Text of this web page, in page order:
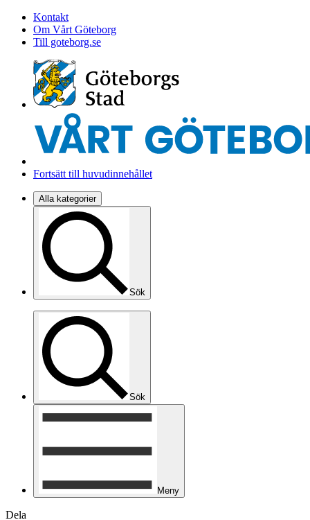
Kontakt
Om Vårt Göteborg
Till goteborg.se
Fortsätt till huvudinnehållet
Alla kategorier
Sök
Sök
Meny
Dela